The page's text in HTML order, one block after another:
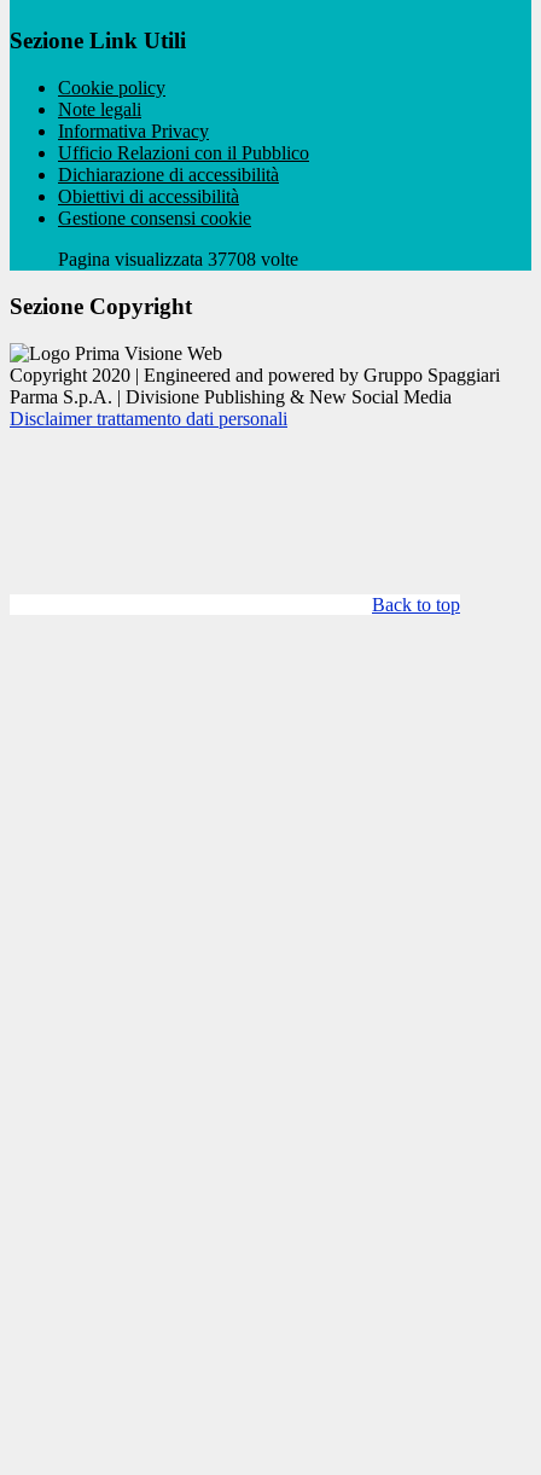
Sezione Link Utili
Cookie policy
Note legali
Informativa Privacy
Ufficio Relazioni con il Pubblico
Dichiarazione di accessibilità
Obiettivi di accessibilità
Gestione consensi cookie
Pagina visualizzata 37708 volte
Sezione Copyright
Copyright 2020 | Engineered and powered by Gruppo Spaggiari
Parma S.p.A. | Divisione Publishing & New Social Media
Disclaimer trattamento dati personali
Back to top